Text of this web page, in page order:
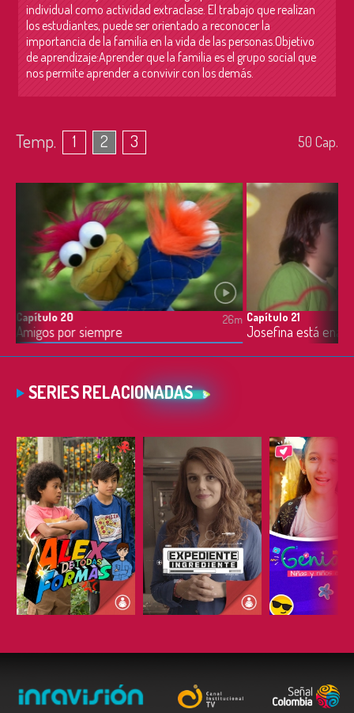
individual como actividad extraclase. El trabajo que realizan
los estudiantes, puede ser orientado a reconocer la
importancia de la familia en la vida de las personas.Objetivo
de aprendizaje:Aprender que la familia es el grupo social que
nos permite aprender a convivir con los demás.
Temp. 1 2 3 50 Cap.
Capítulo 20
Amigos por siempre
26m Capítulo 21
Josefina está
SERIES RELACIONADAS
ESCUCHAR ESCUCHAR